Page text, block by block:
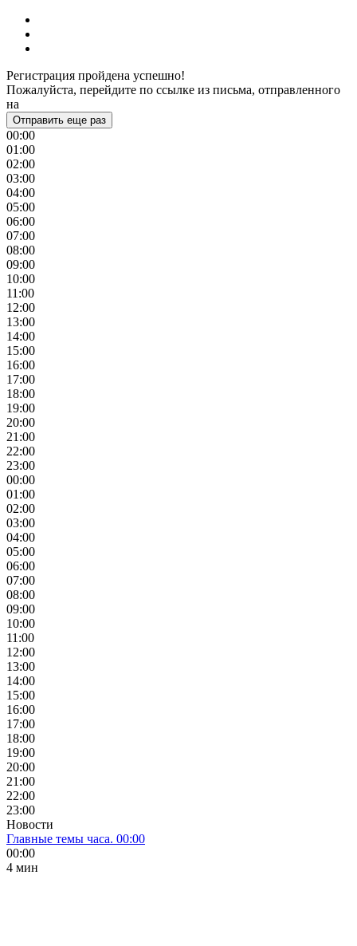
Регистрация пройдена успешно!
Пожалуйста, перейдите по ссылке из письма, отправленного
на
Отправить еще раз
00:00
01:00
02:00
03:00
04:00
05:00
06:00
07:00
08:00
09:00
10:00
11:00
12:00
13:00
14:00
15:00
16:00
17:00
18:00
19:00
20:00
21:00
22:00
23:00
00:00
01:00
02:00
03:00
04:00
05:00
06:00
07:00
08:00
09:00
10:00
11:00
12:00
13:00
14:00
15:00
16:00
17:00
18:00
19:00
20:00
21:00
22:00
23:00
Новости
Главные темы часа. 00:00
00:00
4 мин